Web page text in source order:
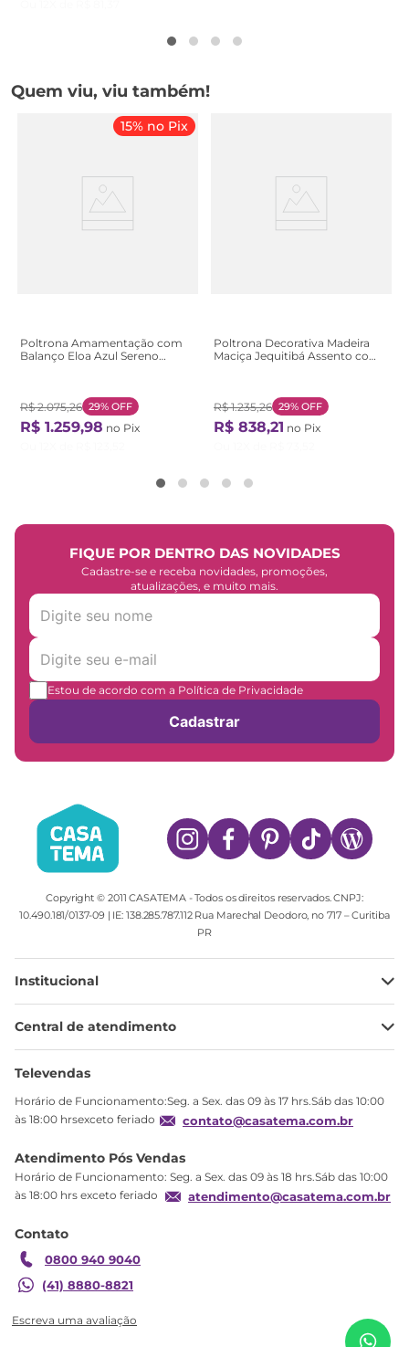
Quem viu, viu também!
15% no Pix
Poltrona Amamentação com
Balanço Eloa Azul Sereno
R$ 2.075,26 29% OFF
R$ 1.259,98 no Pix
Poltrona Decorativa Madeira
Maciça Jequitibá Assento com
R$ 1.235,26 29% OFF
R$ 838,21 no Pix
FIQUE POR DENTRO DAS NOVIDADES
Cadastre-se e receba novidades, promoções,
atualizações, e muito mais.
Estou de acordo com a Política de Privacidade
Cadastrar
Copyright © 2011 CASATEMA - Todos os direitos reservados. CNPJ:
10.490.181/0137-09 | IE: 138.285.787.112 Rua Marechal Deodoro, no 717 – Curitiba
PR
Institucional
Minha Conta
Meus pedidos
Troca
Formas de Pagamento
Garantia
Central de atendimento
Ajuda
Televendas
Horário de Funcionamento:Seg. a Sex. das 09 às 17 hrs.Sáb das 10:00
às 18:00 hrsexceto feriado
contato@casatema.com.br
Atendimento Pós Vendas
Horário de Funcionamento: Seg. a Sex. das 09 às 18 hrs.Sáb das 10:00
às 18:00 hrs exceto feriado
atendimento@casatema.com.br
Contato
0800 940 9040
(41) 8880-8821